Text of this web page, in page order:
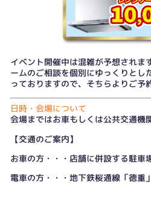
イベント開催中は混雑が予想されま
ームのご相談を個別にゆっくりとし
っておりますので、そちらよりご予
日時・会場について
会場まではお車もしくは公共交通機
【交通のご案内】
お車の方・・・店舗に併設する駐車
電車の方・・・地下鉄桜通線「徳重